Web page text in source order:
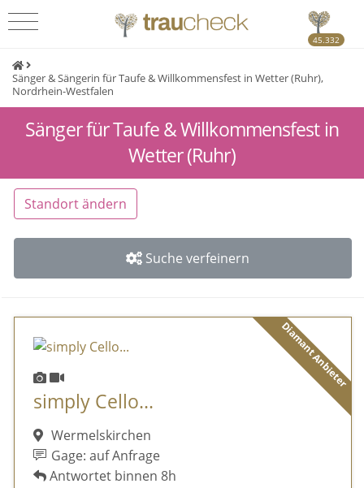
45.332
Sänger & Sängerin für Taufe & Willkommensfest in Wetter (Ruhr),
Nordrhein-Westfalen
Sänger für Taufe & Willkommensfest in
Wetter (Ruhr)
Standort ändern
Suche verfeinern
Diamant Anbieter
simply Cello...
Wermelskirchen
Gage: auf Anfrage
Antwortet binnen 8h